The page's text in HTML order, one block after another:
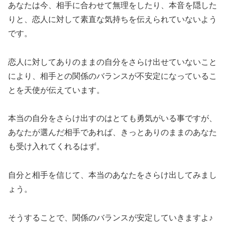
あなたは今、 相手に合わせて無理をしたり、本音を隠した
りと、恋人に対して素直な気持ちを伝えられていないよう
です。
恋人に対してありのままの自分をさらけ出せていないこと
により、相手との関係のバランスが不安定になっているこ
とを天使が伝えています。
本当の自分をさらけ出すのはとても勇気がいる事ですが、
あなたが選んだ相手であれば、きっとありのままのあなた
も受け入れてくれるはず。
自分と相手を信じて、本当のあなたをさらけ出してみまし
ょう。
そうすることで、関係のバランスが安定していきますよ♪